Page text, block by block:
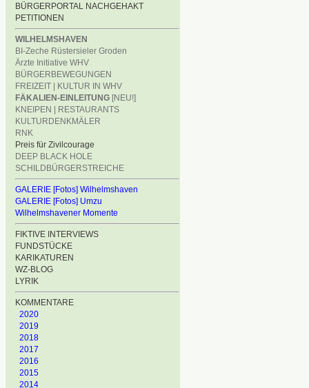
BÜRGERPORTAL NACHGEHAKT
PETITIONEN
WILHELMSHAVEN
BI-Zeche Rüstersieler Groden
Ärzte Initiative WHV
BÜRGERBEWEGUNGEN
FREIZEIT | KULTUR IN WHV
FÄKALIEN-EINLEITUNG [NEU!]
KNEIPEN | RESTAURANTS
KULTURDENKMÄLER
RNK
Preis für Zivilcourage
DEEP BLACK HOLE
SCHILDBÜRGERSTREICHE
GALERIE [Fotos] Wilhelmshaven
GALERIE [Fotos] Umzu
Wilhelmshavener Momente
FIKTIVE INTERVIEWS
FUNDSTÜCKE
KARIKATUREN
WZ-BLOG
LYRIK
KOMMENTARE
2020
2019
2018
2017
2016
2015
2014